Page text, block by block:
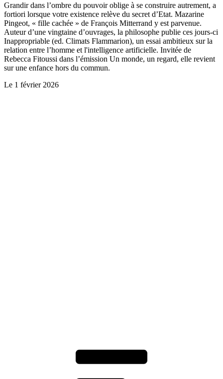
Grandir dans l’ombre du pouvoir oblige à se construire autrement, a
fortiori lorsque votre existence relève du secret d’Etat. Mazarine
Pingeot, « fille cachée » de François Mitterrand y est parvenue.
Auteur d’une vingtaine d’ouvrages, la philosophe publie ces jours-ci
Inappropriable (ed. Climats Flammarion), un essai ambitieux sur la
relation entre l’homme et l'intelligence artificielle. Invitée de
Rebecca Fitoussi dans l’émission Un monde, un regard, elle revient
sur une enfance hors du commun.
Le 1 février 2026